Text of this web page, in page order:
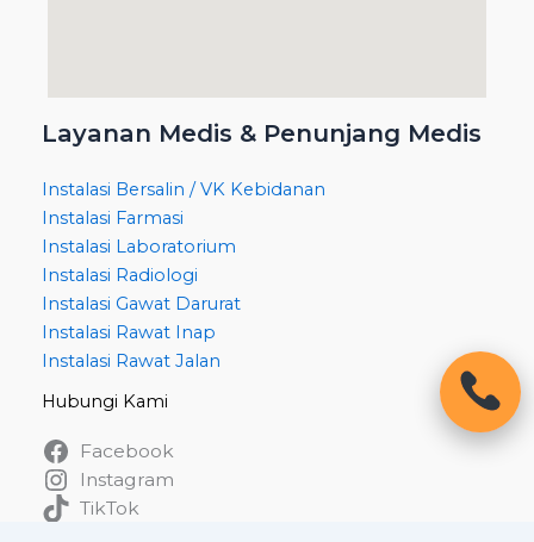
Layanan Medis & Penunjang Medis
Instalasi Bersalin / VK Kebidanan
Instalasi Farmasi
Instalasi Laboratorium
Instalasi Radiologi
Instalasi Gawat Darurat
Instalasi Rawat Inap
Instalasi Rawat Jalan
Hubungi Kami
Facebook
Instagram
TikTok